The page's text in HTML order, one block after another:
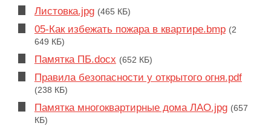
Листовка.jpg (465 КБ)
05-Как избежать пожара в квартире.bmp (2
649 КБ)
Памятка ПБ.docx (652 КБ)
Правила безопасности у открытого огня.pdf
(238 КБ)
Памятка многоквартирные дома ЛАО.jpg (657
КБ)